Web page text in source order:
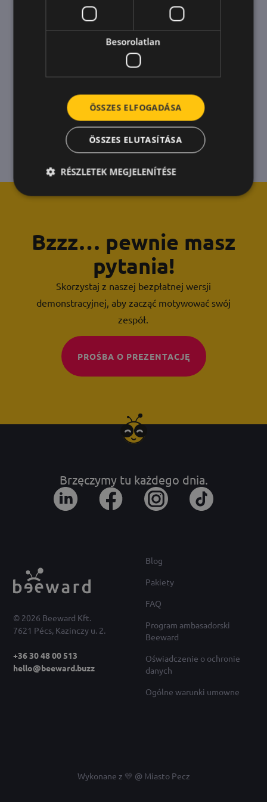
Bzzz… pewnie masz
pytania!
Skorzystaj z naszej bezpłatnej wersji
demonstracyjnej, aby zacząć motywować swój
zespół.
PROŚBA O PREZENTACJĘ
© 2026 Beeward Kft.
7621 Pécs, Kazinczy u. 2.
+36 30 48 00 513
hello@beeward.buzz
Brzęczymy tu każdego dnia.
Blog
Pakiety
FAQ
Program ambasadorski
Beeward
Oświadczenie o ochronie
danych
Ogólne warunki umowne
Wykonane z 💛 @ Miasto Pecz
Besorolatlan
ÖSSZES ELFOGADÁSA
ÖSSZES ELUTASÍTÁSA
RÉSZLETEK MEGJELENÍTÉSE